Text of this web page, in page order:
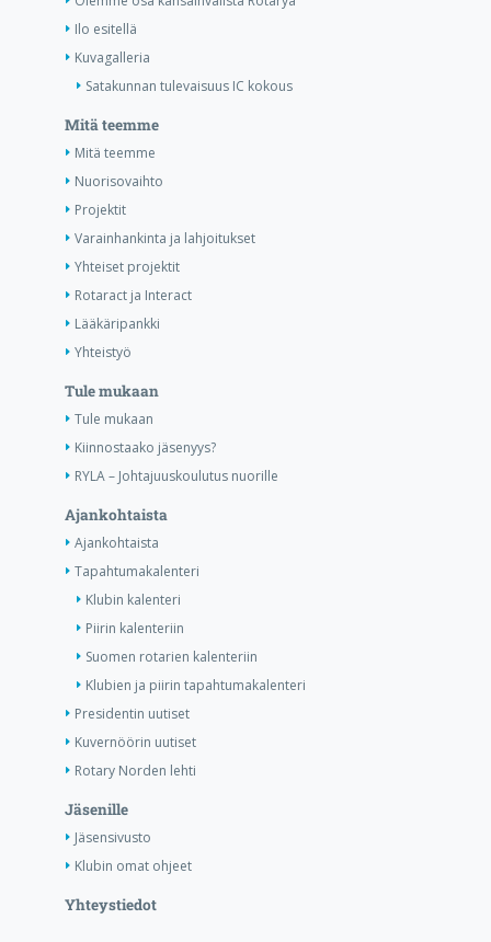
Ilo esitellä
Kuvagalleria
Satakunnan tulevaisuus IC kokous
Mitä teemme
Mitä teemme
Nuorisovaihto
Projektit
Varainhankinta ja lahjoitukset
Yhteiset projektit
Rotaract ja Interact
Lääkäripankki
Yhteistyö
Tule mukaan
Tule mukaan
Kiinnostaako jäsenyys?
RYLA – Johtajuuskoulutus nuorille
Ajankohtaista
Ajankohtaista
Tapahtumakalenteri
Klubin kalenteri
Piirin kalenteriin
Suomen rotarien kalenteriin
Klubien ja piirin tapahtumakalenteri
Presidentin uutiset
Kuvernöörin uutiset
Rotary Norden lehti
Jäsenille
Jäsensivusto
Klubin omat ohjeet
Yhteystiedot